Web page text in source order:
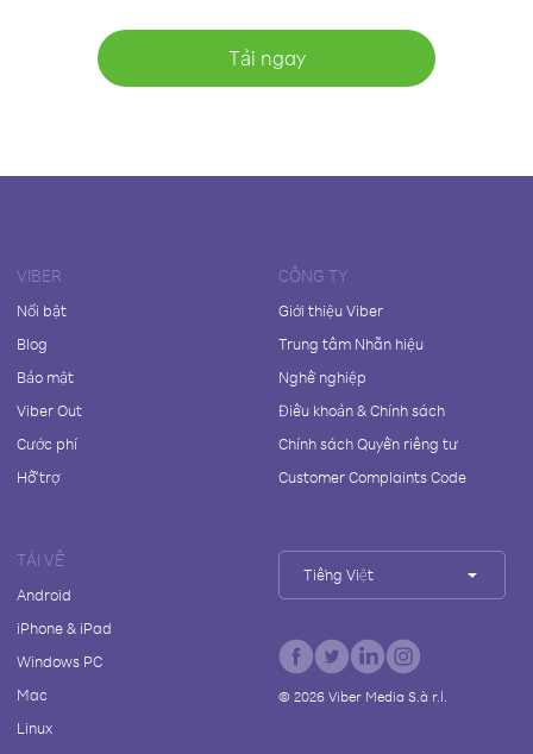
Tải ngay
VIBER
Nổi bật
Blog
Bảo mật
Viber Out
Cước phí
Hỗ trợ
CÔNG TY
Giới thiệu Viber
Trung tâm Nhãn hiệu
Nghề nghiệp
Điều khoản & Chính sách
Chính sách Quyền riêng tư
Customer Complaints Code
TẢI VỀ
Android
iPhone & iPad
Windows PC
Mac
Linux
Tiếng Việt
© 2026Viber Media S.à r.l.